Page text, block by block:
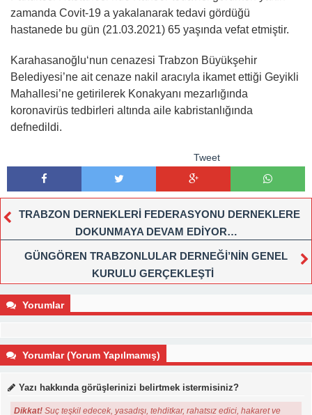
zamanda Covit-19 a yakalanarak tedavi gördüğü
hastanede bu gün (21.03.2021) 65 yaşında vefat etmiştir.
Karahasanoğlu‘nun cenazesi Trabzon Büyükşehir
Belediyesi’ne ait cenaze nakil aracıyla ikamet ettiği Geyikli
Mahallesi’ne getirilerek Konakyanı mezarlığında
koronavirüs tedbirleri altında aile kabristanlığında
defnedildi.
Tweet
TRABZON DERNEKLERİ FEDERASYONU DERNEKLERE
DOKUNMAYA DEVAM EDİYOR…
GÜNGÖREN TRABZONLULAR DERNEĞİ’NİN GENEL
KURULU GERÇEKLEŞTİ
Yorumlar
Yorumlar (Yorum Yapılmamış)
Yazı hakkında görüşlerinizi belirtmek istermisiniz?
Dikkat! Suç teşkil edecek, yasadışı, tehditkar, rahatsız edici, hakaret ve